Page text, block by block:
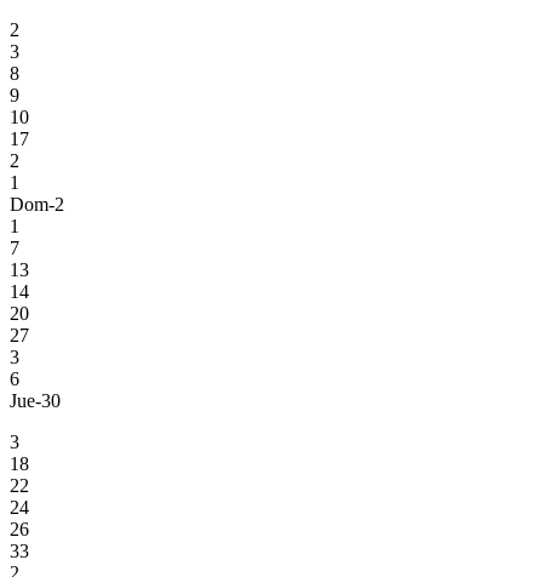
2
3
8
9
10
17
2
1
Dom-2
1
7
13
14
20
27
3
6
Jue-30
3
18
22
24
26
33
2